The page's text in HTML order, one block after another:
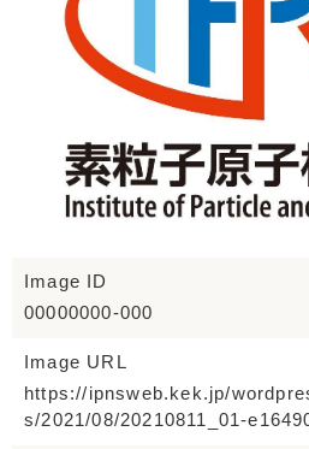
Image ID
00000000-000
Image URL
https://ipnsweb.kek.jp/
s/2021/08/20210811_01-